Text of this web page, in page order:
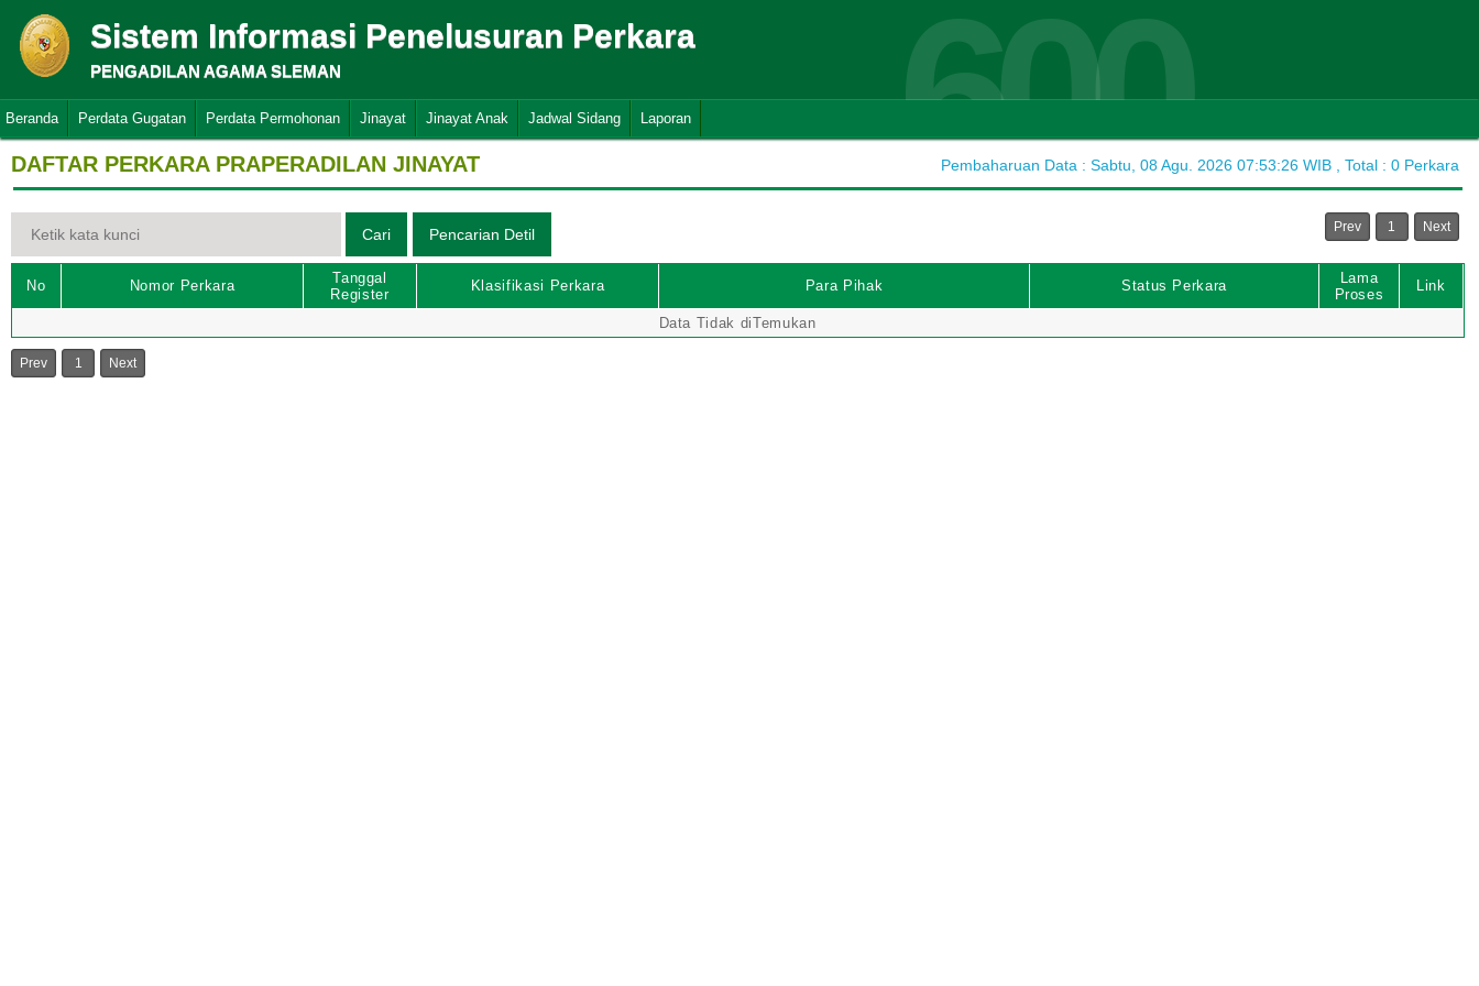
Sistem Informasi Penelusuran Perkara
PENGADILAN AGAMA SLEMAN 600
Beranda Perdata Gugatan Perdata Permohonan Jinayat Jinayat Anak Jadwal Sidang Laporan
DAFTAR PERKARA PRAPERADILAN JINAYAT Pembaharuan Data : Sabtu, 08 Agu. 2026 07:53:26 WIB , Total : 0 Perkara
Prev 1 Next
No Nomor Perkara
Tanggal
Register
Klasifikasi Perkara Para Pihak Status Perkara
Lama
Proses
Link
Data Tidak diTemukan
Prev 1 Next